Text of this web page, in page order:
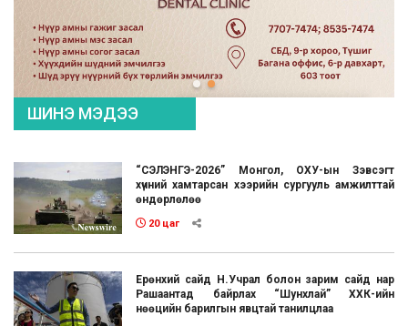
ШИНЭ МЭДЭЭ
“СЭЛЭНГЭ-2026” Монгол, ОХУ-ын Зэвсэгт
хүчний хамтарсан хээрийн сургууль амжилттай
өндөрлөлөө
20 цаг
Ерөнхий сайд Н.Учрал болон зарим сайд нар
Рашаантад байрлах “Шунхлай” ХХК-ийн
нөөцийн барилгын явцтай танилцлаа